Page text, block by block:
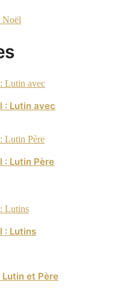
Noël
: Lutin avec
: Lutin Père
: Lutins
Lutin et Père